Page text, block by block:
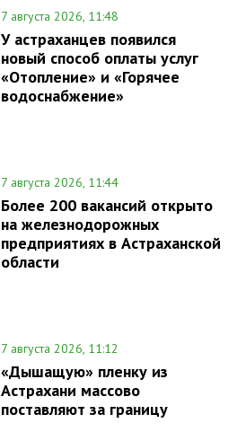
7 августа 2026, 11:48
У астраханцев появился
новый способ оплаты услуг
«Отопление» и «Горячее
водоснабжение»
7 августа 2026, 11:44
Более 200 вакансий открыто
на железнодорожных
предприятиях в Астраханской
области
7 августа 2026, 11:12
«Дышащую» пленку из
Астрахани массово
поставляют за границу